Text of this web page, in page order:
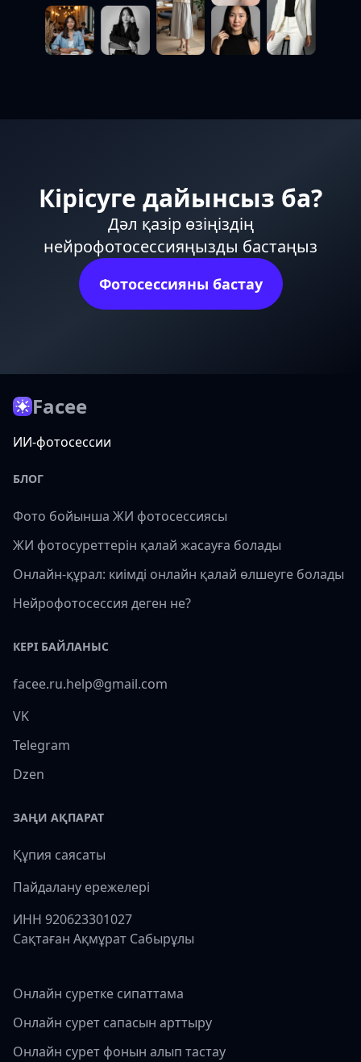
Кірісуге дайынсыз ба?
Дәл қазір өзіңіздің
нейрофотосессияңызды бастаңыз
Фотосессияны бастау
Facee
ИИ-фотосессии
БЛОГ
Фото бойынша ЖИ фотосессиясы
ЖИ фотосуреттерін қалай жасауға болады
Онлайн-құрал: киімді онлайн қалай өлшеуге болады
Нейрофотосессия деген не?
КЕРІ БАЙЛАНЫС
facee.ru.help@gmail.com
VK
Telegram
Dzen
ЗАҢИ АҚПАРАТ
Құпия саясаты
Пайдалану ережелері
ИНН 920623301027
Сақтаған Ақмұрат Сабырұлы
Онлайн суретке сипаттама
Онлайн сурет сапасын арттыру
Онлайн сурет фонын алып тастау